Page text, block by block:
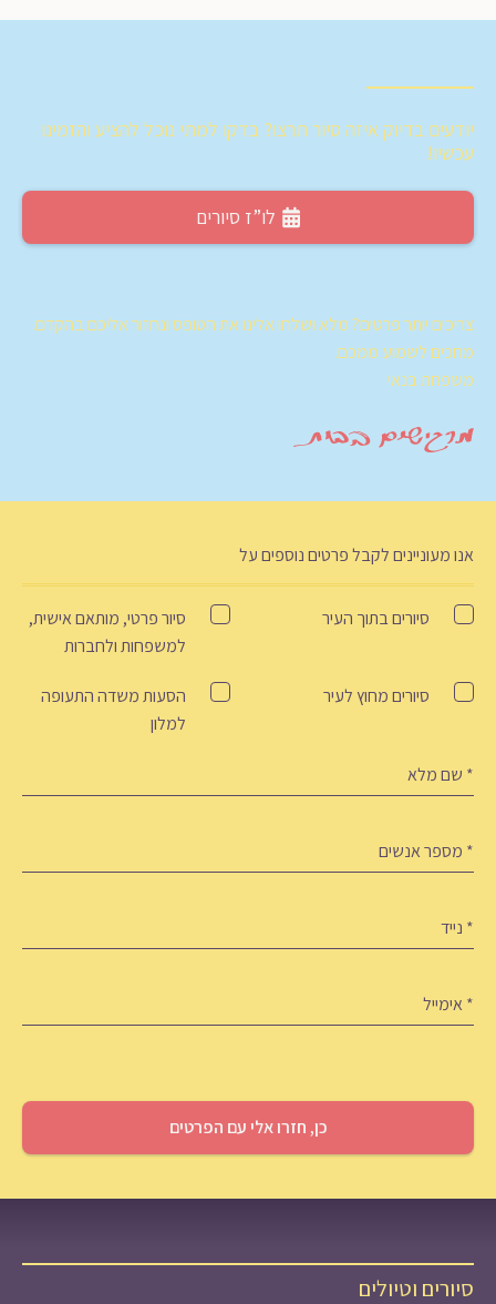
יודעים בדיוק איזה סיור תרצו? בדקו למתי נוכל להציע והזמינו
עכשיו!
לו”ז סיורים
צריכים יותר פרטים? מלא ושלחו אלינו את הטופס ונחזור אליכם בהקדם.
מחכים לשמוע ממכם.
משפחת בנאי
אנו מעוניינים לקבל פרטים נוספים על
Tours סיורים בתוך העיר
סיור פרטי, מותאם אישית,
למשפחות ולחברות
סיורים מחוץ לעיר
הסעות משדה התעופה
למלון
מלא(חובה)
מספר
אנשים(חובה)
אימייל (חובה)
סיורים וטיולים